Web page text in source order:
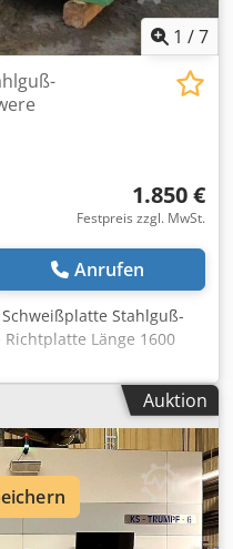
1 /7
1.850 €
Festpreis zzgl. MwSt.
Anrufen
Stahlguß-
Länge 1600
Plattenstärke ca. 85
mm, 400/800 mm -
tief -
Gewicht ca. 2,5 to. guter
Ehemaliger Pressentisch -
Auktion